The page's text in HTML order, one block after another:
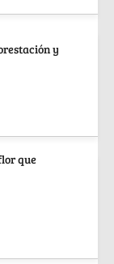
y
que